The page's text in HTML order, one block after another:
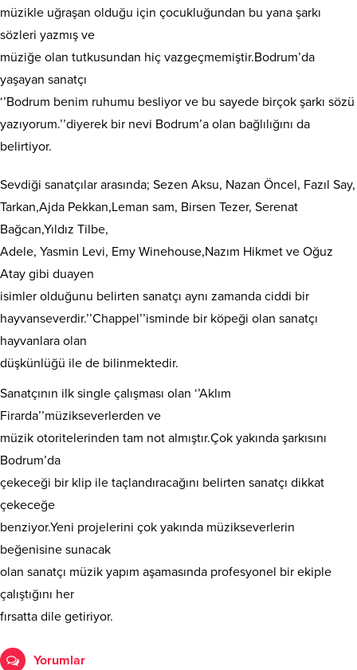
müzikle uğraşan olduğu için çocukluğundan bu yana şarkı
sözleri yazmış ve
müziğe olan tutkusundan hiç vazgeçmemiştir.Bodrum’da
yaşayan sanatçı
‘’Bodrum benim ruhumu besliyor ve bu sayede birçok şarkı sözü
yazıyorum.’’diyerek bir nevi Bodrum’a olan bağlılığını da
belirtiyor.
Sevdiği sanatçılar arasında; Sezen Aksu, Nazan Öncel, Fazıl Say,
Tarkan,Ajda Pekkan,Leman sam, Birsen Tezer, Serenat
Bağcan,Yıldız Tilbe,
Adele, Yasmin Levi, Emy Winehouse,Nazım Hikmet ve Oğuz
Atay gibi duayen
isimler olduğunu belirten sanatçı aynı zamanda ciddi bir
hayvanseverdir.’’Chappel’’isminde bir köpeği olan sanatçı
hayvanlara olan
düşkünlüğü ile de bilinmektedir.
Sanatçının ilk single çalışması olan ‘’Aklım
Firarda’’müzikseverlerden ve
müzik otoritelerinden tam not almıştır.Çok yakında şarkısını
Bodrum’da
çekeceği bir klip ile taçlandıracağını belirten sanatçı dikkat
çekeceğe
benziyor.Yeni projelerini çok yakında müzikseverlerin
beğenisine sunacak
olan sanatçı müzik yapım aşamasında profesyonel bir ekiple
çalıştığını her
fırsatta dile getiriyor.
Yorumlar